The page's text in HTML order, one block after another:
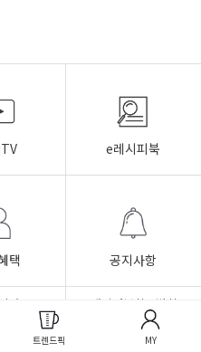
e레시피북
택 공지사항
관
개인정보취급방침
1:1문의
트렌드픽 MY